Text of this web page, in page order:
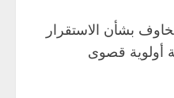
بشأن الاستقرار
الأمنية والقانونية أولوية قصوى